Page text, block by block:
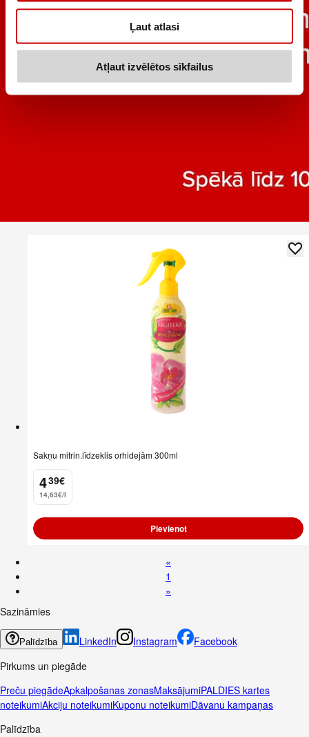
Ļaut atlasi
Atļaut izvēlētos sīkfailus
Sakņu mitrin.līdzeklis orhidejām 300ml
4
. 39€
14,63€/l
Pievienot
«
1
»
Sazināmies
Palīdzība LinkedIn Instagram
Facebook
Pirkums un piegāde
Preču piegādeApkalpošanas zonasMaksājumiPALDIES kartes
noteikumiAkciju noteikumiKuponu noteikumiDāvanu kampaņas
Palīdzība